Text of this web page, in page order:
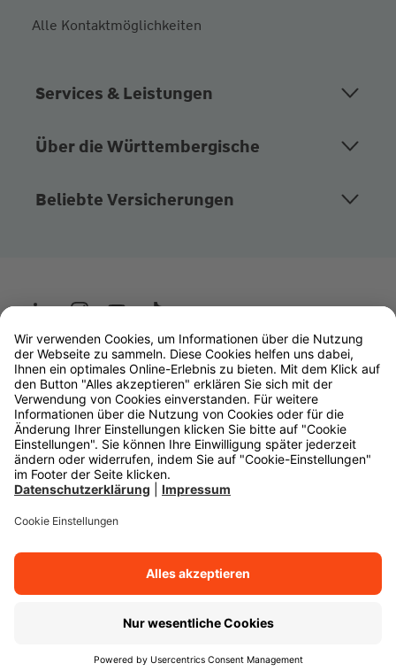
Alle Kontaktmöglichkeiten
Services & Leistungen
Über die Württembergische
Beliebte Versicherungen
Wüstenrot
W&W Gruppe
OLB Bank
Makler
Impressum
Datenschutz
Rechtliche Hinweise
Cookie-Einstellungen
Zurück zum Anfang